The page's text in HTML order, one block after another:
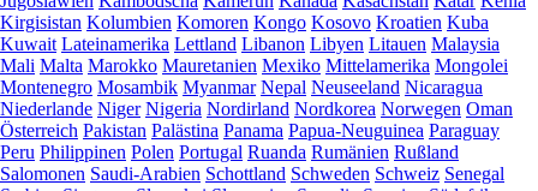
Kirgisistan Kolumbien Komoren Kongo Kosovo Kroatien Kuba
Kuwait Lateinamerika Lettland Libanon Libyen Litauen Malaysia
Mali Malta Marokko Mauretanien Mexiko Mittelamerika Mongolei
Montenegro Mosambik Myanmar Nepal Neuseeland Nicaragua
Niederlande Niger Nigeria Nordirland Nordkorea Norwegen Oman
Österreich Pakistan Palästina Panama Papua-Neuguinea Paraguay
Peru Philippinen Polen Portugal Ruanda Rumänien Rußland
Salomonen Saudi-Arabien Schottland Schweden Schweiz Senegal